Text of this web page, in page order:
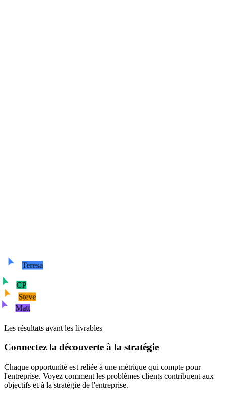
Teresa
CP
Steve
Matt
Les résultats avant les livrables
Connectez la découverte à la stratégie
Chaque opportunité est reliée à une métrique qui compte pour
l'entreprise. Voyez comment les problèmes clients contribuent aux
objectifs et à la stratégie de l'entreprise.